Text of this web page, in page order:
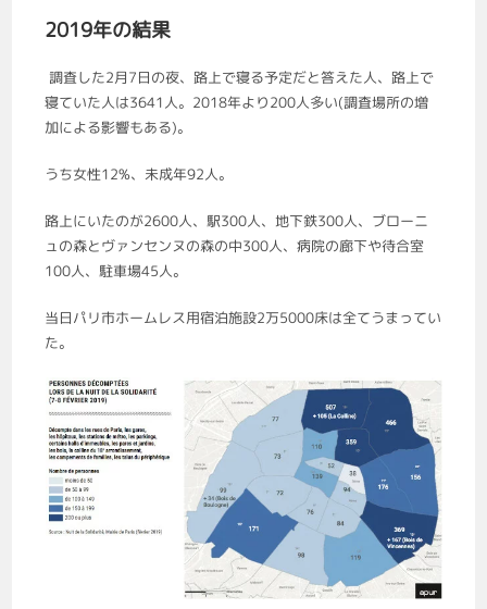
2019年の結果
調査した2月7日の夜、路上で寝る予定だと答えた人、路上で
寝ていた人は3641人。2018年より200人多い(調査場所の増
加による影響もある)。
うち女性12%、未成年92人。
路上にいたのが2600人、駅300人、地下鉄300人、ブローニ
ュの森とヴァンセンヌの森の中300人、病院の廊下や待合室
100人、駐車場45人。
当日パリ市ホームレス用宿泊施設2万5000床は全てうまってい
た。